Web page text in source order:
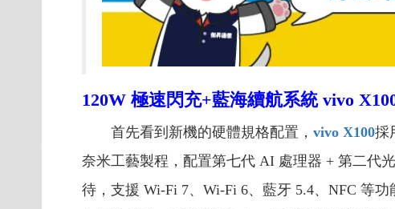
120W 極速閃充+藍海續航系統 vivo
首先看到新機的硬體規格配置， vivo X100採
奈米工藝製程，配置第七代 AI 處理器 + 第二代光
待，支援 Wi-Fi 7、Wi-Fi 6、藍牙 5.4、NFC 等